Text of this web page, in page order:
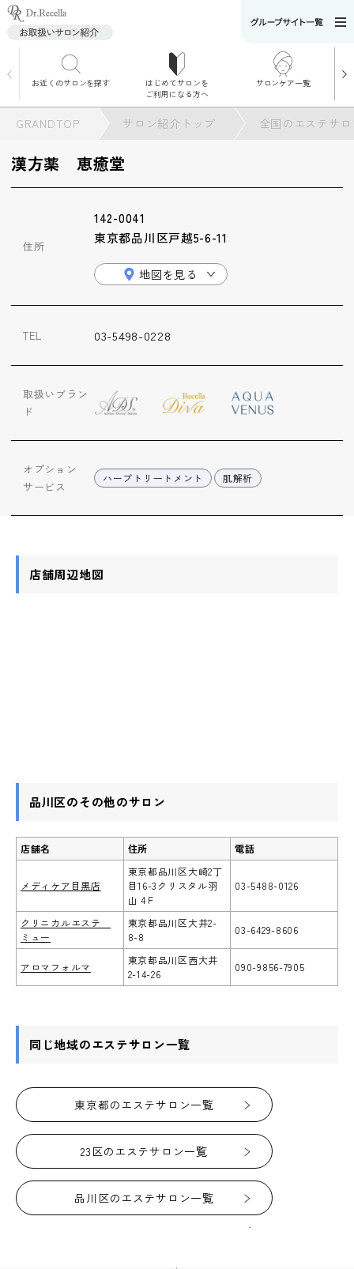
お近くのサロンを探す
はじめてサロンを
ご利用になる方へ
サロンケア一覧
ュー
施術別で探す
お悩み別で探す
ハーブトリートメン
GRANDTOP サロン紹介トップ 全国のエステサ
漢方薬 恵癒堂
住所
142-0041
東京都品川区戸越5-6-11
地図を見る
TEL 03-5498-0228
取扱いブラン
ド
オプション
サービス
ハーブトリートメント 肌解析
店舗周辺地図
品川区のその他のサロン
店舗名 住所 電話
メディケア目黒店
東京都品川区大崎2丁
目16-3クリスタル羽
山 4Ｆ
03-5488-0126
クリニカルエステ
ミュー
東京都品川区大井2-
8-8
03-6429-8606
アロマフォルマ
東京都品川区西大井
2-14-26
090-9856-7905
同じ地域のエステサロン一覧
東京都のエステサロン一覧
23区のエステサロン一覧
品川区のエステサロン一覧